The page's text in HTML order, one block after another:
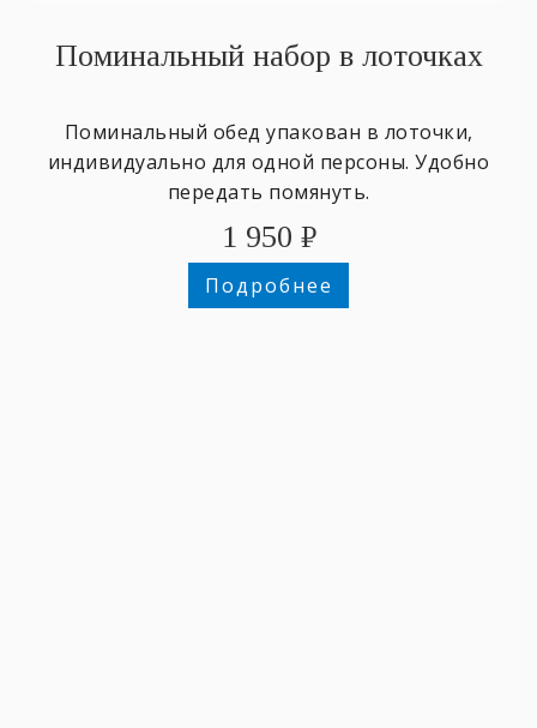
Поминальный набор в лоточках
Поминальный обед упакован в лоточки,
индивидуально для одной персоны. Удобно
передать помянуть.
1 950 ₽
Подробнее